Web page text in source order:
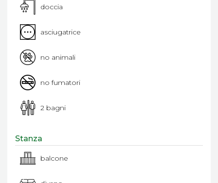
doccia
asciugatrice
no animali
no fumatori
2 bagni
Stanza
balcone